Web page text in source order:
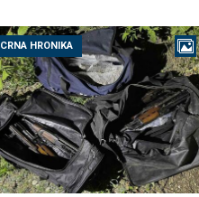
CRNA HRONIKA